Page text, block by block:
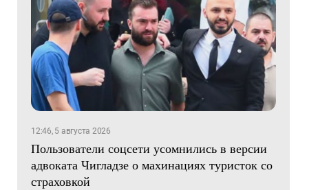
12:46, 5 августа 2026
Пользователи соцсети усомнились в версии
адвоката Чигладзе о махинациях туристок со
страховкой